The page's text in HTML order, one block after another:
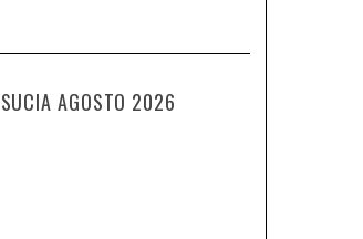
AGOSTO 2026